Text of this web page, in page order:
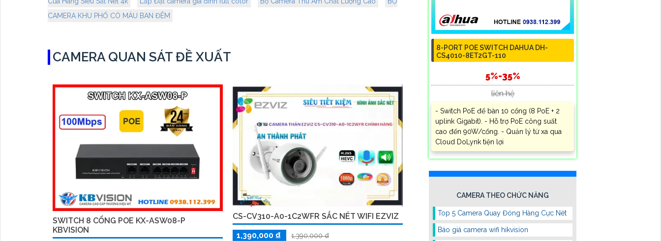
CAMERA KHU PHỐ CÓ MÀU BAN ĐÊM
CAMERA QUAN SÁT ĐỀ XUẤT
SWITCH 8 CỔNG POE KX-ASW08-P
KBVISION
CS-CV310-A0-1C2WFR SẮC NÉT WIFI EZVIZ
1,390,000 ₫
1,390,000 ₫
8-PORT POE SWITCH DAHUA DH-
CS4010-8ET2GT-110
5%-35%
liên hệ
- Switch PoE để bàn 10 cổng (8 PoE + 2
uplink Gigabit). - Hỗ trợ PoE công suất
cao đến 90W/cổng. - Quản lý từ xa qua
Cloud DoLynk tiện lợi
CAMERA THEO CHỨC NĂNG
Top 5 Camera Quay Đóng Hàng Cực Nét
Báo giá camera wifi hikvision